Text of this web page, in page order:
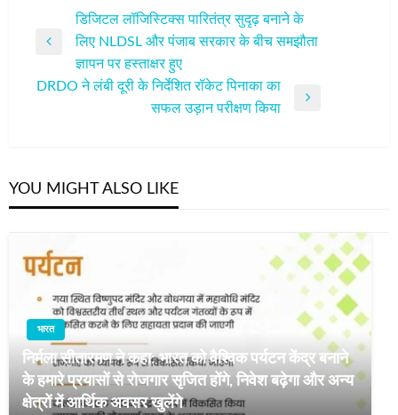
नेविगेशन
डिजिटल लॉजिस्टिक्स पारितंत्र सुदृढ़ बनाने के
लिए NLDSL और पंजाब सरकार के बीच समझौता
ज्ञापन पर हस्ताक्षर हुए
DRDO ने लंबी दूरी के निर्देशित रॉकेट पिनाका का
सफल उड़ान परीक्षण किया
YOU MIGHT ALSO LIKE
भारत
निर्मला सीतारमण ने कहा: भारत को वैश्विक पर्यटन केंद्र बनाने
के हमारे प्रयासों से रोजगार सृजित होंगे, निवेश बढ़ेगा और अन्य
क्षेत्रों में आर्थिक अवसर खुलेंगे